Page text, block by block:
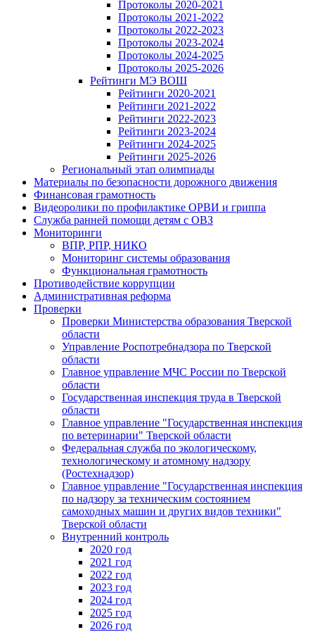
Протоколы 2020-2021
Протоколы 2021-2022
Протоколы 2022-2023
Протоколы 2023-2024
Протоколы 2024-2025
Протоколы 2025-2026
Рейтинги МЭ ВОШ
Рейтинги 2020-2021
Рейтинги 2021-2022
Рейтинги 2022-2023
Рейтинги 2023-2024
Рейтинги 2024-2025
Рейтинги 2025-2026
Региональный этап олимпиады
Материалы по безопасности дорожного движения
Финансовая грамотность
Видеоролики по профилактике ОРВИ и гриппа
Служба ранней помощи детям с ОВЗ
Мониторинги
ВПР, РПР, НИКО
Мониторинг системы образования
Функциональная грамотность
Противодействие коррупции
Административная реформа
Проверки
Проверки Министерства образования Тверской
области
Управление Роспотребнадзора по Тверской
области
Главное управление МЧС России по Тверской
области
Государственная инспекция труда в Тверской
области
Главное управление "Государственная инспекция
по ветеринарии" Тверской области
Федеральная служба по экологическому,
технологическому и атомному надзору
(Ростехнадзор)
Главное управление "Государственная инспекция
по надзору за техническим состоянием
самоходных машин и других видов техники"
Тверской области
Внутренний контроль
2020 год
2021 год
2022 год
2023 год
2024 год
2025 год
2026 год